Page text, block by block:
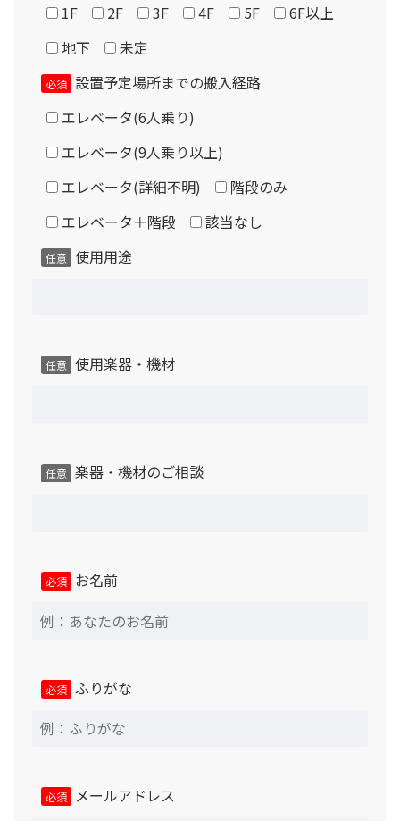
保証について
1F
2F 3F 4F 5F
6F以上
地下
未定
必須 設置予定場所までの搬入経路
エレベータ(6人乗り)
エレベータ(9人乗り以上)
エレベータ(詳細不明)
階段のみ
エレベータ＋階段
該当なし
任意 使用用途
任意 使用楽器・機材
任意 楽器・機材のご相談
必須 お名前
必須 ふりがな
必須 メールアドレス